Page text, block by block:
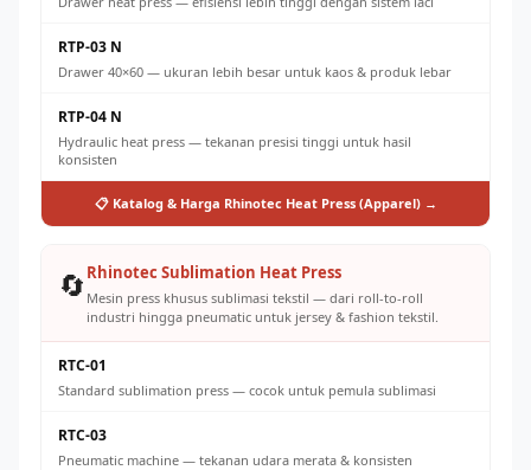
RTP-03 N
Drawer 40×60 — ukuran lebih besar untuk kaos & produk lebar
RTP-04 N
Hydraulic heat press — tekanan presisi tinggi untuk hasil
konsisten
📋 Katalog & Harga Rhinotec Heat Press (Apparel) →
🔄 Rhinotec Sublimation Heat Press
Mesin press khusus sublimasi tekstil — dari roll-to-roll
industri hingga pneumatic untuk jersey & fashion tekstil.
RTC-01
Standard sublimation press — cocok untuk pemula sublimasi
RTC-03
Pneumatic machine — tekanan udara merata & konsisten